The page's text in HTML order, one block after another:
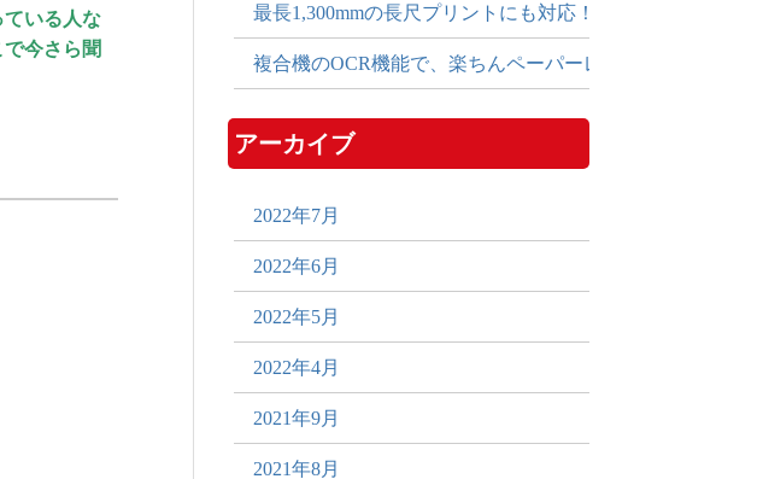
いる人な
今さら聞
最長1,300mmの長尺プリントにも対応！多彩な出力でPOP
複合機のOCR機能で、楽ちんペーパーレス化！
アーカイブ
2022年7月
2022年6月
2022年5月
2022年4月
2021年9月
2021年8月